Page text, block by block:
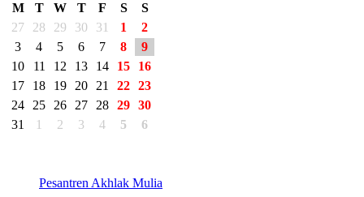
M T W T F S
S
27
28 29 30 31 1
2
3
4 5 6 7 8
9
10
11 12 13 14 15
16
17
18 19 20 21 22 23
24
25 26 27 28 29 30
31
1 2 3 4 5 6
Pesantren Akhlak Mulia